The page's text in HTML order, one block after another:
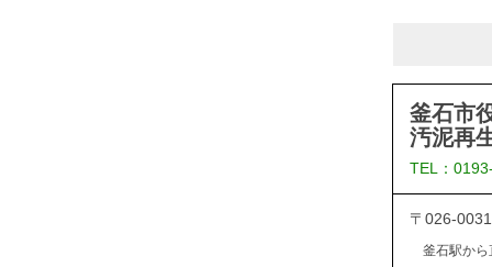
釜石市
汚泥再
TEL：
〒026-
釜石駅か